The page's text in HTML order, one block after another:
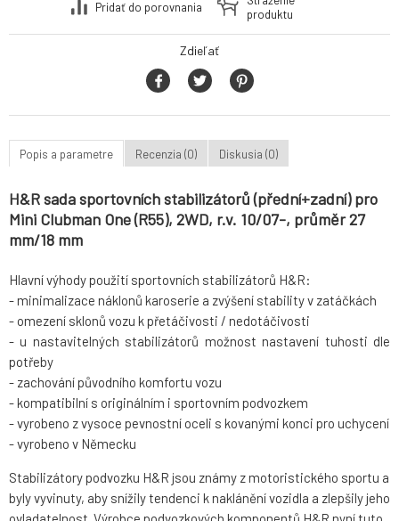
Pridať do porovnania
produktu
Zdieľať
Popis a parametre Recenzia (0) Diskusia (0)
H&R sada sportovních stabilizátorů (přední+zadní) pro
Mini Clubman One (R55), 2WD, r.v. 10/07-, průměr 27
mm/18 mm
Hlavní výhody použití sportovních stabilizátorů H&R:
- minimalizace náklonů karoserie a zvýšení stability v zatáčkách
- omezení sklonů vozu k přetáčivosti / nedotáčivosti
- u nastavitelných stabilizátorů možnost nastavení tuhosti dle
potřeby
- zachování původního komfortu vozu
- kompatibilní s originálním i sportovním podvozkem
- vyrobeno z vysoce pevnostní oceli s kovanými konci pro uchycení
- vyrobeno v Německu
Stabilizátory podvozku H&R jsou známy z motoristického sportu a
byly vyvinuty, aby snížily tendenci k naklánění vozidla a zlepšily jeho